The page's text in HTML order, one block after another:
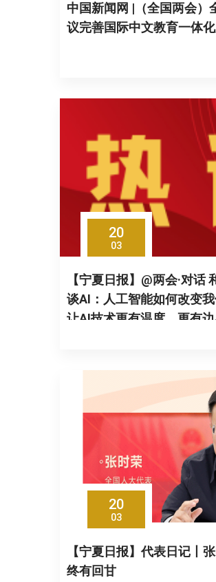
中国新闻网 |（全国两会）
议完善国际中文教育一体
20
03
【宁夏日报】@两会·对话 和全国人大代表畅
谈AI：人工智能如何改变
让AI技术更有温度、更有边
20
03
【宁夏日报】代表日记丨
终有回甘